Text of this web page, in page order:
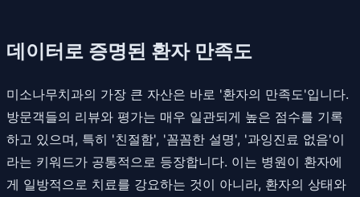
데이터로 증명된 환자 만족도
미소나무치과의 가장 큰 자산은 바로 '환자의 만족도'입니다.
방문객들의 리뷰와 평가는 매우 일관되게 높은 점수를 기록
하고 있으며, 특히 '친절함', '꼼꼼한 설명', '과잉진료 없음'이
라는 키워드가 공통적으로 등장합니다. 이는 병원이 환자에
게 일방적으로 치료를 강요하는 것이 아니라, 환자의 상태와